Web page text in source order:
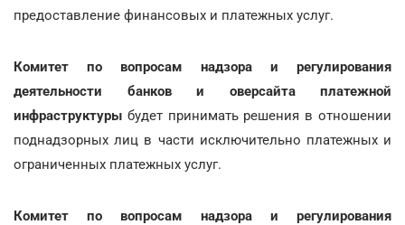
предоставление финансовых и платежных услуг.
Комитет по вопросам надзора и регулирования
деятельности банков и оверсайта платежной
инфраструктуры будет принимать решения в отношении
поднадзорных лиц в части исключительно платежных и
ограниченных платежных услуг.
Комитет по вопросам надзора и регулирования